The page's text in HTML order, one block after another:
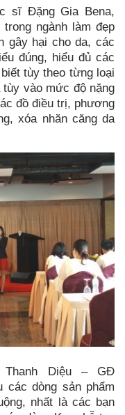
sĩ Đặng Gia Bena,
ngành làm đẹp
gây hại cho da, các
đúng, hiểu đủ các
tùy theo từng loại
vào mức độ nặng
đồ điều trị, phương
xóa nhăn căng da
Diệu – GĐ
các dòng sản phẩm
nhất là các bạn